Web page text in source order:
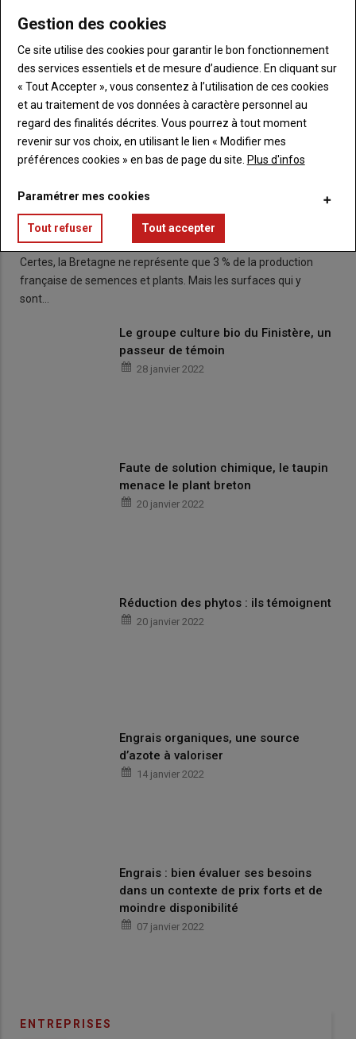
Les semences et plants, une filière en
progression en Bretagne
10 février 2022
Certes, la Bretagne ne représente que 3 % de la production
française de semences et plants. Mais les surfaces qui y
sont…
Le groupe culture bio du Finistère, un
passeur de témoin
28 janvier 2022
Faute de solution chimique, le taupin
menace le plant breton
20 janvier 2022
Réduction des phytos : ils témoignent
20 janvier 2022
Engrais organiques, une source
d’azote à valoriser
14 janvier 2022
Engrais : bien évaluer ses besoins
dans un contexte de prix forts et de
moindre disponibilité
07 janvier 2022
ENTREPRISES
Gestion des cookies
Ce site utilise des cookies pour garantir le bon fonctionnement
des services essentiels et de mesure d’audience. En cliquant sur
« Tout Accepter », vous consentez à l’utilisation de ces cookies
et au traitement de vos données à caractère personnel au
regard des finalités décrites. Vous pourrez à tout moment
revenir sur vos choix, en utilisant le lien « Modifier mes
préférences cookies » en bas de page du site. Plus d'infos
Paramétrer mes cookies
Tout refuser Tout accepter